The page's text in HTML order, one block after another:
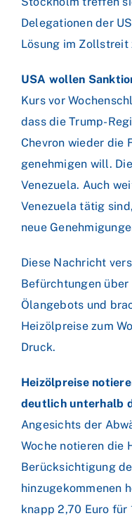
Delegationen der
Lösung im Zollstreit
USA wollen
Kurs vor
dass die Trump-
Chevron wieder die
genehmigen will.
Venezuela. Auch
Venezuela tätig
neue
Diese Nachricht
Befürchtungen
Ölangebots und
Heizölpreise zum
Druck.
Heizölpreise
deutlich unterhalb
Angesichts der
Woche notieren die
Berücksichtigung
hinzugekommenen
knapp 2,70 Euro für